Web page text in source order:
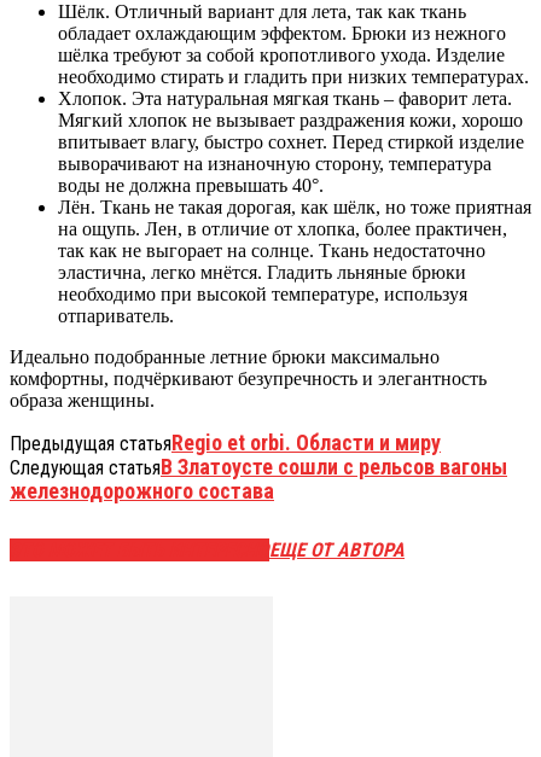
Шёлк. Отличный вариант для лета, так как ткань
обладает охлаждающим эффектом. Брюки из нежного
шёлка требуют за собой кропотливого ухода. Изделие
необходимо стирать и гладить при низких температурах.
Хлопок. Эта натуральная мягкая ткань – фаворит лета.
Мягкий хлопок не вызывает раздражения кожи, хорошо
впитывает влагу, быстро сохнет. Перед стиркой изделие
выворачивают на изнаночную сторону, температура
воды не должна превышать 40°.
Лён. Ткань не такая дорогая, как шёлк, но тоже приятная
на ощупь. Лен, в отличие от хлопка, более практичен,
так как не выгорает на солнце. Ткань недостаточно
эластична, легко мнётся. Гладить льняные брюки
необходимо при высокой температуре, используя
отпариватель.
Идеально подобранные летние брюки максимально
комфортны, подчёркивают безупречность и элегантность
образа женщины.
Предыдущая статьяRegio et orbi. Области и миру
Следующая статьяВ Златоусте сошли с рельсов вагоны
железнодорожного состава
ЕЩЕ ОТ АВТОРА